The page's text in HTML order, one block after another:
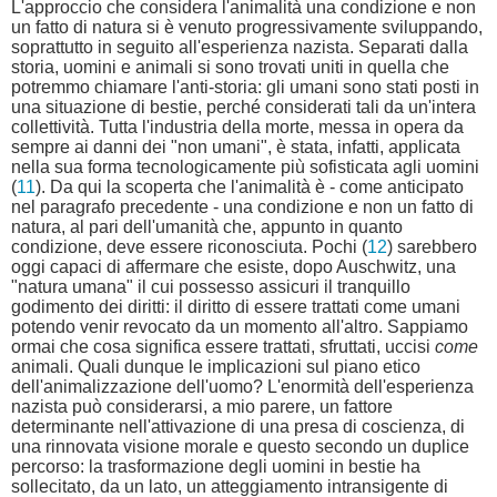
L'approccio che considera l'animalità una condizione e non
un fatto di natura si è venuto progressivamente sviluppando,
soprattutto in seguito all'esperienza nazista. Separati dalla
storia, uomini e animali si sono trovati uniti in quella che
potremmo chiamare l'anti-storia: gli umani sono stati posti in
una situazione di bestie, perché considerati tali da un'intera
collettività. Tutta l'industria della morte, messa in opera da
sempre ai danni dei "non umani", è stata, infatti, applicata
nella sua forma tecnologicamente più sofisticata agli uomini
(11). Da qui la scoperta che l'animalità è - come anticipato
nel paragrafo precedente - una condizione e non un fatto di
natura, al pari dell'umanità che, appunto in quanto
condizione, deve essere riconosciuta. Pochi (12) sarebbero
oggi capaci di affermare che esiste, dopo Auschwitz, una
"natura umana" il cui possesso assicuri il tranquillo
godimento dei diritti: il diritto di essere trattati come umani
potendo venir revocato da un momento all'altro. Sappiamo
ormai che cosa significa essere trattati, sfruttati, uccisi come
animali. Quali dunque le implicazioni sul piano etico
dell'animalizzazione dell'uomo? L'enormità dell'esperienza
nazista può considerarsi, a mio parere, un fattore
determinante nell'attivazione di una presa di coscienza, di
una rinnovata visione morale e questo secondo un duplice
percorso: la trasformazione degli uomini in bestie ha
sollecitato, da un lato, un atteggiamento intransigente di